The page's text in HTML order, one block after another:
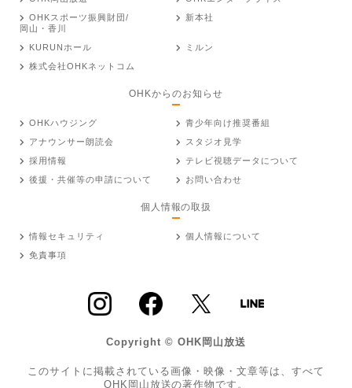
OHKスポーツ振興財団/
岡山・香川
新本社
KURUNホール
ミルン
株式会社OHKネットコム
OHKからのお知らせ
OHKハウジング
青少年向け推奨番組
アナウンサー朗読会
スタジオ見学
採用情報
テレビ視聴データについて
後援・共催等の申請について
お問い合わせ
個人情報の取扱
情報セキュリティ
個人情報について
免責事項
Copyright © OHK岡山放送
このサイトに掲載されている画像・映像・文章等は、すべて
OHK岡山放送の著作物です。